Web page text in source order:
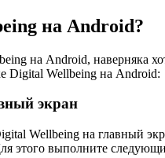
на Android?
на Android, наверняка
Digital Wellbeing на Android:
экран
Wellbeing на главный
этого выполните